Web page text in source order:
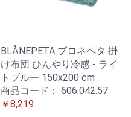
BLÅNEPETA ブロネペタ 掛
け布団 ひんやり冷感 - ライ
トブルー 150x200 cm
商品コード： 606.042.57
￥8,219